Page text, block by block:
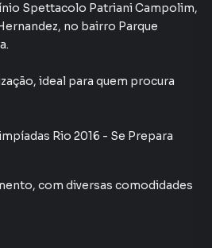
Spettacolo Patriani Campolim,
, no bairro Parque
.
ideal para quem procura
Rio 2016 - Se Prepara
, com diversas comodidades